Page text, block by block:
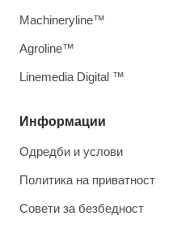
Информации
Одредби и услови
Политика на приватност
Совети за безбедност
Machineryline™
Agroline™
Linemedia Digital ™